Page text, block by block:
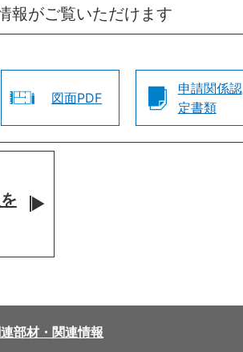
報がご覧いただけます
図面PDF
申請関係認
定書類
部材・関連情報